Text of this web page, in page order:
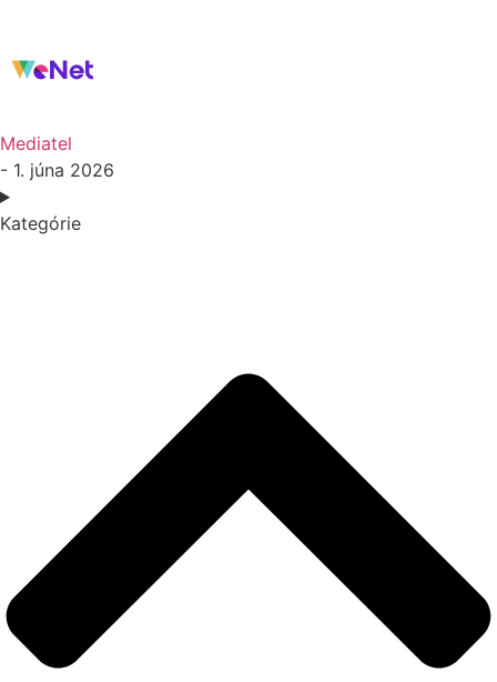
Mediatel
- 1. júna 2026
Kategórie